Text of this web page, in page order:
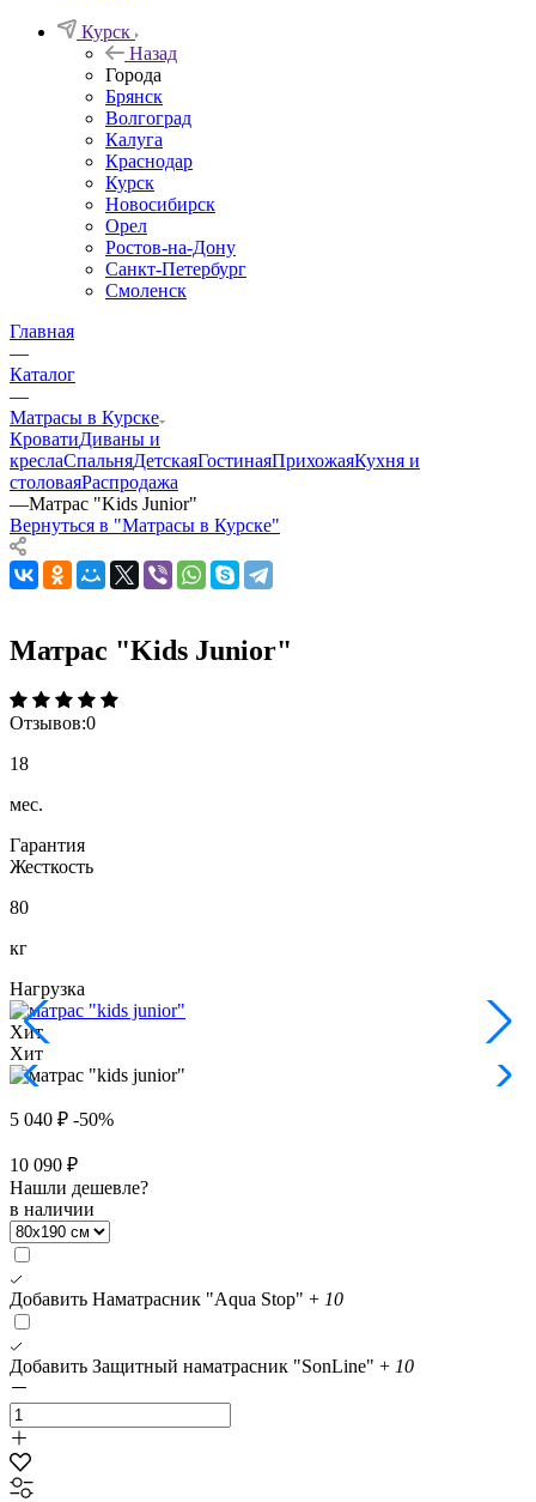
Курск
Назад
Города
Брянск
Волгоград
Калуга
Краснодар
Курск
Новосибирск
Орел
Ростов-на-Дону
Санкт-Петербург
Смоленск
Главная
—
Каталог
—
Матрасы в Курске
КроватиДиваны и
креслаСпальняДетскаяГостинаяПрихожаяКухня и
столоваяРаспродажа
—Матрас "Kids Junior"
Вернуться в "Матрасы в Курске"
Матрас "Kids Junior"
Отзывов:0
18
мес.
Гарантия
Жесткость
80
кг
Нагрузка
Хит
Хит
5 040 ₽ -50%
10 090 ₽
Нашли дешевле?
в наличии
Добавить Наматрасник "Aqua Stop" + 10
Добавить Защитный наматрасник "SonLine" + 10